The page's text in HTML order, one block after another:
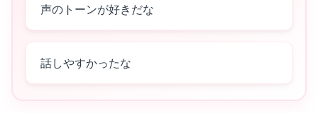
声のトーンが好きだな
話しやすかったな